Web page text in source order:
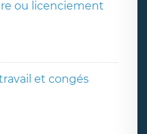
ou licenciement
et congés